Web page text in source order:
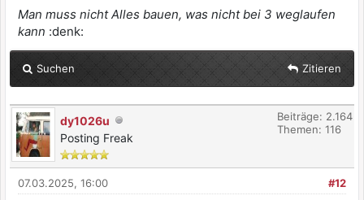
Man muss nicht Alles bauen, was nicht bei 3 weglaufen
kann :denk:
Suchen Zitieren
dy1026u
Posting Freak
Beiträge: 2.164
Themen: 116
#12
07.03.2025, 16:00